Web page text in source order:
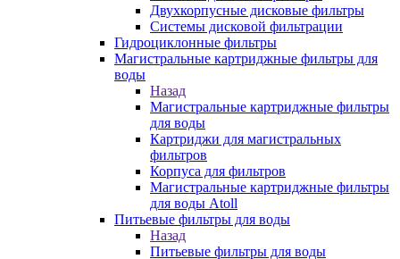
Двухкорпусные дисковые фильтры
Системы дисковой фильтрации
Гидроциклонные фильтры
Магистральные картриджные фильтры для
воды
Назад
Магистральные картриджные фильтры
для воды
Картриджи для магистральных
фильтров
Корпуса для фильтров
Магистральные картриджные фильтры
для воды Atoll
Питьевые фильтры для воды
Назад
Питьевые фильтры для воды